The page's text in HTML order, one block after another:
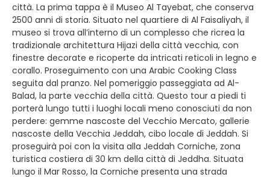
città. La prima tappa è il Museo Al Tayebat, che conserva
2500 anni di storia. Situato nel quartiere di Al Faisaliyah, il
museo si trova all’interno di un complesso che ricrea la
tradizionale architettura Hijazi della città vecchia, con
finestre decorate e ricoperte da intricati reticoli in legno e
corallo. Proseguimento con una Arabic Cooking Class
seguita dal pranzo. Nel pomeriggio passeggiata ad Al-
Balad, la parte vecchia della città. Questo tour a piedi ti
porterà lungo tutti i luoghi locali meno conosciuti da non
perdere: gemme nascoste del Vecchio Mercato, gallerie
nascoste della Vecchia Jeddah, cibo locale di Jeddah. Si
proseguirà poi con la visita alla Jeddah Corniche, zona
turistica costiera di 30 km della città di Jeddha. Situata
lungo il Mar Rosso, la Corniche presenta una strada